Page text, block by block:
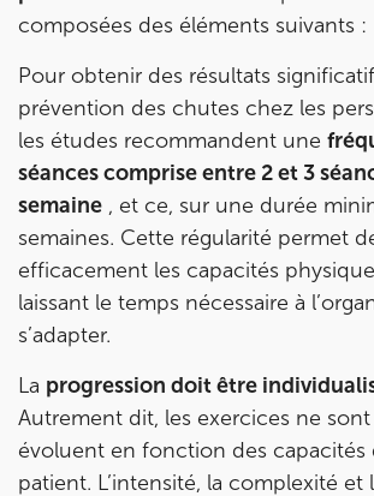
composées des éléments suivants :
Pour obtenir des résultats
prévention des chutes chez les
les études recommandent une
séances comprise entre 2 et 3
semaine , et ce, sur une durée
semaines. Cette régularité permet
efficacement les capacités
laissant le temps nécessaire à
s’adapter.
La progression doit être
Autrement dit, les exercices ne sont
évoluent en fonction des capacités
patient. L’intensité, la complexité et